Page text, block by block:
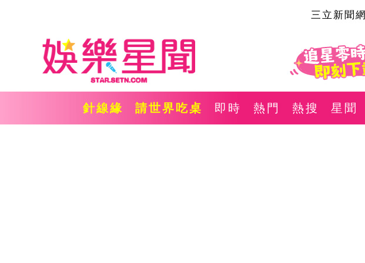
三立新聞網
針線緣 請世界吃桌 即時 熱門 熱搜 星聞